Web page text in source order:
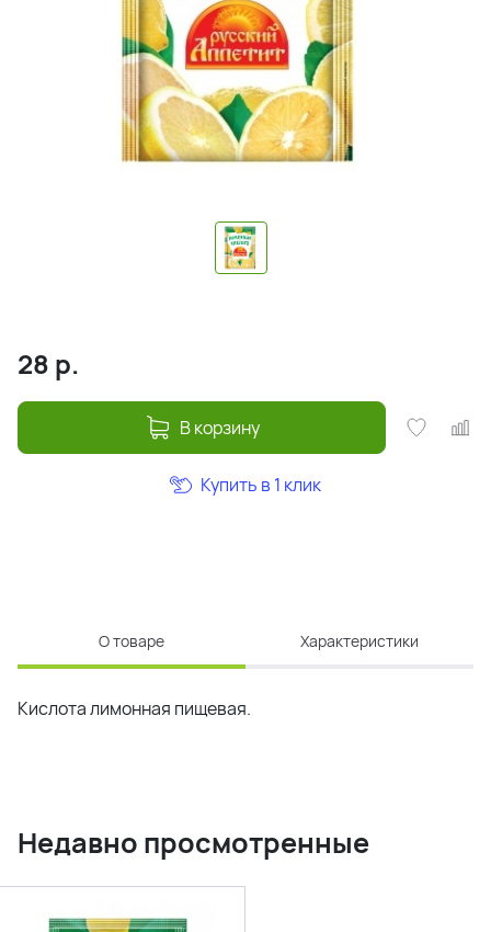
28 р.
В корзину
Купить в 1 клик
О товаре Характеристики
Кислота лимонная пищевая.
Недавно просмотренные